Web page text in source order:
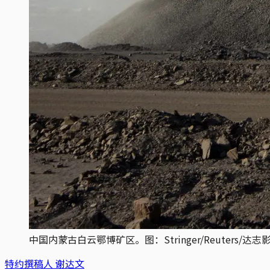
中国内蒙古白云鄂博矿区。图：Stringer/Reuters/达志
特约撰稿人 谢达文